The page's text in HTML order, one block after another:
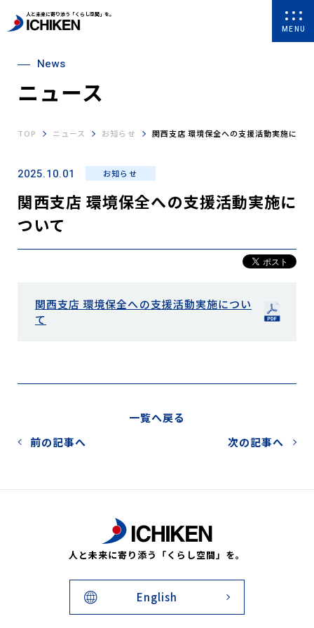
人と未来に寄り添う「くらし空間」を。
MENU
News
ニュース
TOP ニュース お知らせ 関西支店 環境保全への支援活動実施につ
2025.10.01 お知らせ
関西支店 環境保全への支援活動実施に
ついて
関西支店 環境保全への支援活動実施につい
て
一覧へ戻る
前の記事へ
次の記事へ
人と未来に寄り添う「くらし空間」を。
English